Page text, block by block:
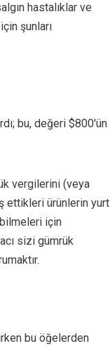
hastalıklar ve
şunları
bu, değeri $800'ün
vergilerini (veya
ettikleri ürünlerin yurt
için
sizi gümrük
bu öğelerden